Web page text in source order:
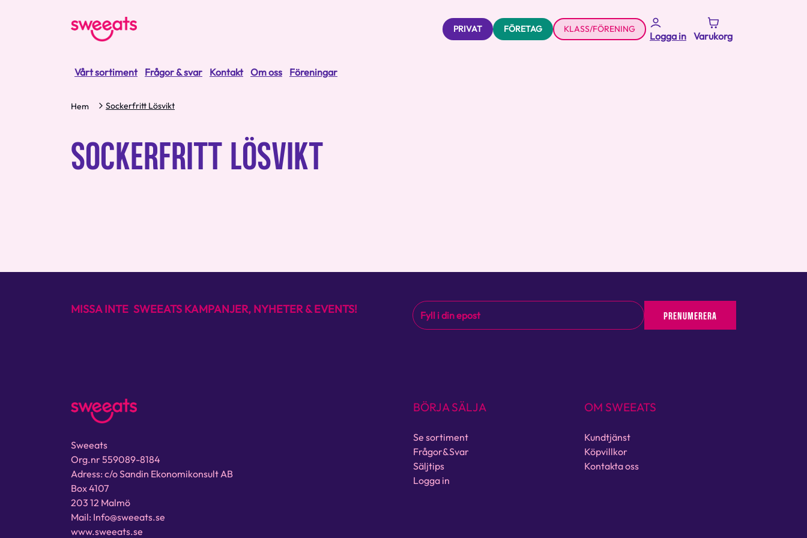
PRIVAT FÖRETAG KLASS/FÖRENING
Logga in Varukorg
Vårt sortiment Frågor & svar Kontakt Om oss Föreningar
Hem Sockerfritt Lösvikt
SOCKERFRITT LÖSVIKT
MISSA INTE SWEEATS KAMPANJER, NYHETER & EVENTS! PRENUMERERA
Sweeats
Org.nr 559089-8184
Adress: c/o Sandin Ekonomikonsult AB
Box 4107
203 12 Malmö
Mail: Info@sweeats.se
www.sweeats.se
BÖRJA SÄLJA
Se sortiment
Frågor&Svar
Säljtips
Logga in
OM SWEEATS
Kundtjänst
Köpvillkor
Kontakta oss